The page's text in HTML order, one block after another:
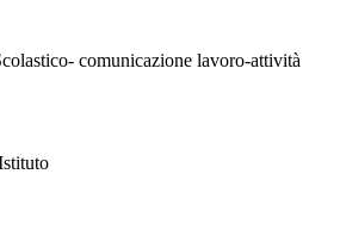
comunicazione lavoro-attività